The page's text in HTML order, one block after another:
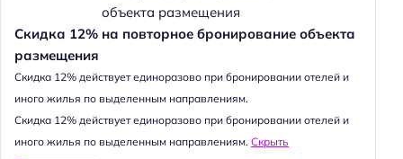
Скидка 12% на повторное бронирование объекта
размещения
Cкидка 12% действует единоразово при бронировании отелей и
иного жилья по выделенным направлениям.
Cкидка 12% действует единоразово при бронировании отелей и
иного жилья по выделенным направлениям. Скрыть